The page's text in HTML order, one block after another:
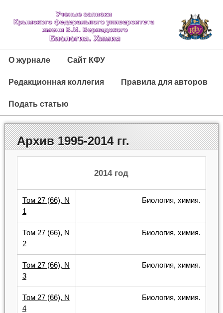
О журнале Сайт КФУ
Редакционная коллегия Правила для авторов
Подать статью
Архив 1995-2014 гг.
2014 год
Том 27 (66), N
1
Биология, химия.
Том 27 (66), N
2
Биология, химия.
Том 27 (66), N
3
Биология, химия.
Том 27 (66), N
4
Биология, химия.